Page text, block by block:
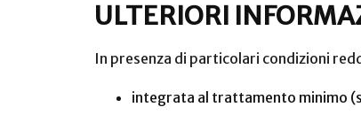
ULTERIORI
In presenza di particolari condizioni
integrata al trattamento minimo